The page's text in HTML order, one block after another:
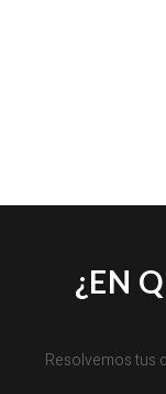
¿EN
Resolvemos tus